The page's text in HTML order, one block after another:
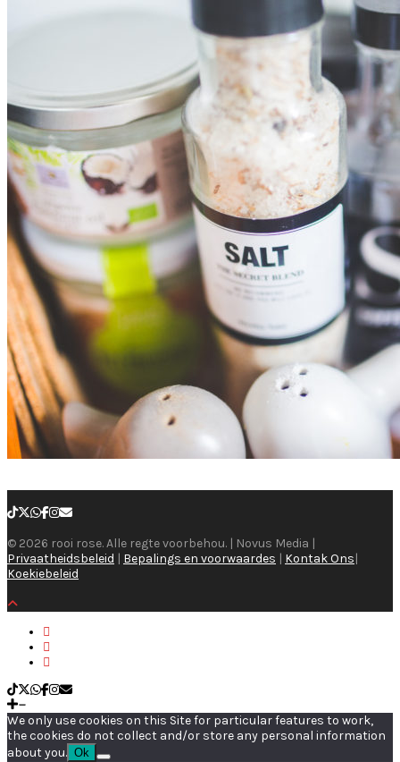
© 2026 rooi rose. Alle regte voorbehou. | Novus Media |
Privaatheidsbeleid | Bepalings en voorwaardes | Kontak Ons|
Koekiebeleid
We only use cookies on this Site for particular features to work,
the cookies do not collect and/or store any personal information
about you. Ok